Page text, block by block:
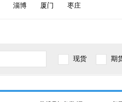
淄博 厦门 枣庄
现货 期